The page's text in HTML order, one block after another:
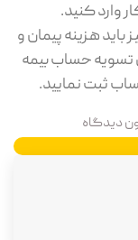
وارد کنید.
هزینه پیمان و
تسویه حساب بیمه
ثبت نمایید.
دیدگاه